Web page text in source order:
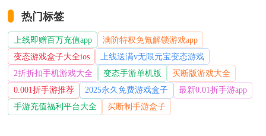
热门标签
上线即赠百万充值app
满阶特权免氪解锁游戏app
变态游戏盒子大全ios
上线送满v无限元宝变态游戏
2折折扣手机游戏大全
变态手游单机版
买断版游戏大全
0.001折手游推荐
2025永久免费游戏盒子
最新0.01折手游app
手游充值福利平台大全
买断制手游盒子